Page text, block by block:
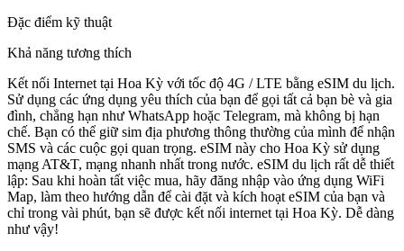
Đặc điểm kỹ thuật
Khả năng tương thích
Kết nối Internet tại Hoa Kỳ với tốc độ 4G / LTE bằng eSIM du lịch.
Sử dụng các ứng dụng yêu thích của bạn để gọi tất cả bạn bè và gia
đình, chẳng hạn như WhatsApp hoặc Telegram, mà không bị hạn
chế. Bạn có thể giữ sim địa phương thông thường của mình để nhận
SMS và các cuộc gọi quan trọng. eSIM này cho Hoa Kỳ sử dụng
mạng AT&T, mạng nhanh nhất trong nước. eSIM du lịch rất dễ thiết
lập: Sau khi hoàn tất việc mua, hãy đăng nhập vào ứng dụng WiFi
Map, làm theo hướng dẫn để cài đặt và kích hoạt eSIM của bạn và
chỉ trong vài phút, bạn sẽ được kết nối internet tại Hoa Kỳ. Dễ dàng
như vậy!